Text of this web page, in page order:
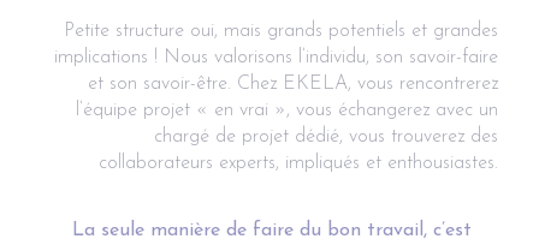
Petite structure oui, mais grands potentiels et grandes
implications ! Nous valorisons l’individu, son savoir-faire
et son savoir-être. Chez EKELA, vous rencontrerez
l’équipe projet « en vrai », vous échangerez avec un
chargé de projet dédié, vous trouverez des
collaborateurs experts, impliqués et enthousiastes.
La seule manière de faire du bon travail, c’est